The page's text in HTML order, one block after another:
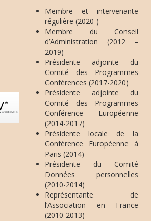
Membre et intervenante
régulière (2020-)
Membre du Conseil
d’Administration (2012 –
2019)
Présidente adjointe du
Comité des Programmes
Conférences (2017-2020)
Présidente adjointe du
Comité des Programmes
Conférence Européenne
(2014-2017)
Présidente locale de la
Conférence Européenne à
Paris (2014)
Présidente du Comité
Données personnelles
(2010-2014)
Représentante de
l’Association en France
(2010-2013)